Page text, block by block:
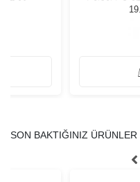
SON BAKTIĞINIZ ÜRÜNLER